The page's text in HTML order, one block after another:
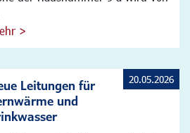
>
Leitungen für
und
20.05.2026